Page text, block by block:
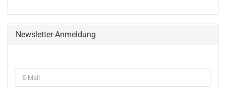
Newsletter-Anmeldung
ZUR
E-
Mail